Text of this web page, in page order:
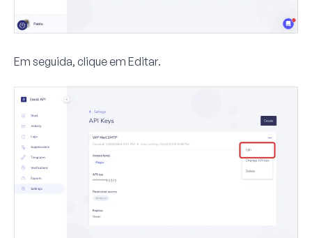
Em seguida, clique em Editar.